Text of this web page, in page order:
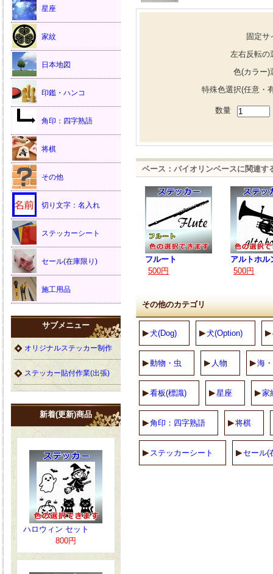
固定サ
左右反転の
色(カラー)
特殊色選択(任意・
数量
ベース：バイオリンベースに関連す
フルート
500円
アルトホル
500円
その他のカテゴリ
犬(Dog) 犬(Option)
動物・虫 人物 海
看板(標識) 星座 家
角印：四字熟語 将棋
ステッカーシート セール(
星座
家紋
日本地図
印鑑・ハンコ
角印：四字熟語
将棋
その他
切り文字：名入れ
ステッカーシート
セール(在庫限り)
施工用品
サブメニュー
オリジナルステッカー制作
ステッカー貼付作業(出張)
新着(更新)商品
ハロウィン セット
800円